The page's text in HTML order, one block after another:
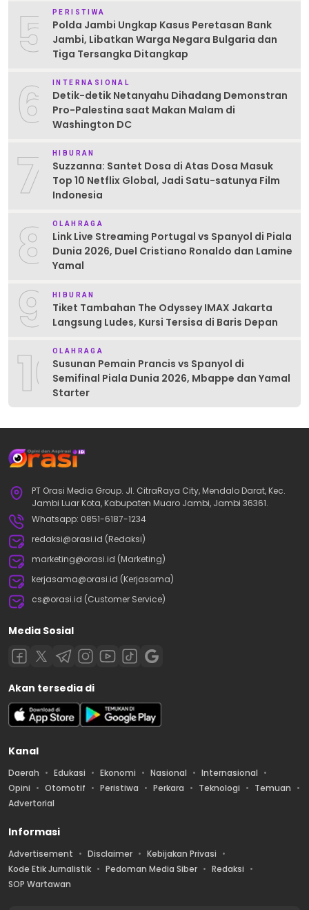
5 PERISTIWA
Polda Jambi Ungkap Kasus Peretasan Bank
Jambi, Libatkan Warga Negara Bulgaria dan
Tiga Tersangka Ditangkap
6 INTERNASIONAL
Detik-detik Netanyahu Dihadang Demonstran
Pro-Palestina saat Makan Malam di
Washington DC
7 HIBURAN
Suzzanna: Santet Dosa di Atas Dosa Masuk
Top 10 Netflix Global, Jadi Satu-satunya Film
Indonesia
8 OLAHRAGA
Link Live Streaming Portugal vs Spanyol di Piala
Dunia 2026, Duel Cristiano Ronaldo dan Lamine
Yamal
9 HIBURAN
Tiket Tambahan The Odyssey IMAX Jakarta
Langsung Ludes, Kursi Tersisa di Baris Depan
10OLAHRAGA
Susunan Pemain Prancis vs Spanyol di
Semifinal Piala Dunia 2026, Mbappe dan Yamal
Starter
PT Orasi Media Group. Jl. CitraRaya City, Mendalo Darat, Kec.
Jambi Luar Kota, Kabupaten Muaro Jambi, Jambi 36361.
Whatsapp: 0851-6187-1234
redaksi@orasi.id (Redaksi)
marketing@orasi.id (Marketing)
kerjasama@orasi.id (Kerjasama)
cs@orasi.id (Customer Service)
Media Sosial
Akan tersedia di
Kanal
Daerah Edukasi Ekonomi Nasional
Internasional
Opini
Otomotif Peristiwa Perkara Teknologi
Temuan
Advertorial
Informasi
Advertisement Disclaimer
Kebijakan Privasi
Kode Etik Jurnalistik
Pedoman Media Siber
Redaksi
SOP Wartawan